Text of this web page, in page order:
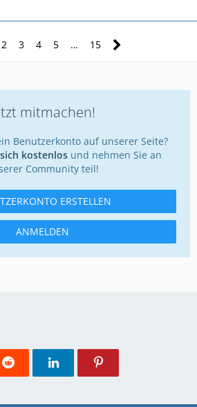
2 3 4 5 … 15
mitmachen!
Benutzerkonto auf unserer Seite?
kostenlosund nehmen Sie an
Community teil!
ERSTELLEN
ANMELDEN